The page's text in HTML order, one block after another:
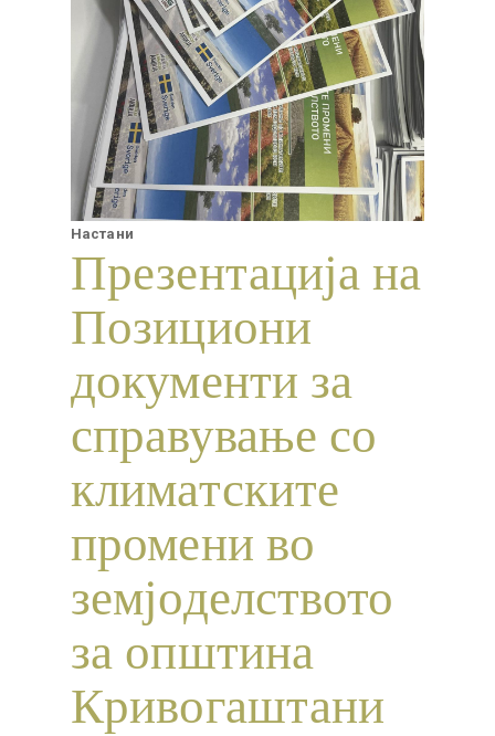
Настани
Презентација на
Позициони
документи за
справување со
климатските
промени во
земјоделството
за општина
Кривогаштани